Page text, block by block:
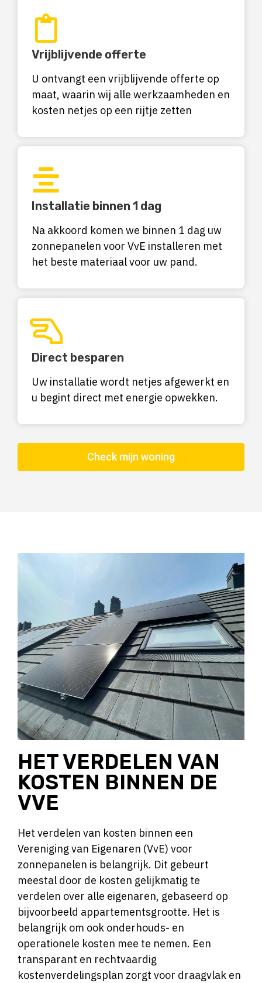
Vrijblijvende offerte
U ontvangt een vrijblijvende offerte op
maat, waarin wij alle werkzaamheden en
kosten netjes op een rijtje zetten
Installatie binnen 1 dag
Na akkoord komen we binnen 1 dag uw
zonnepanelen voor VvE installeren met
het beste materiaal voor uw pand.
Direct besparen
Uw installatie wordt netjes afgewerkt en
u begint direct met energie opwekken.
Check mijn woning
HET VERDELEN VAN
KOSTEN BINNEN DE
VVE
Het verdelen van kosten binnen een
Vereniging van Eigenaren (VvE) voor
zonnepanelen is belangrijk. Dit gebeurt
meestal door de kosten gelijkmatig te
verdelen over alle eigenaren, gebaseerd op
bijvoorbeeld appartementsgrootte. Het is
belangrijk om ook onderhouds- en
operationele kosten mee te nemen. Een
transparant en rechtvaardig
kostenverdelingsplan zorgt voor draagvlak en